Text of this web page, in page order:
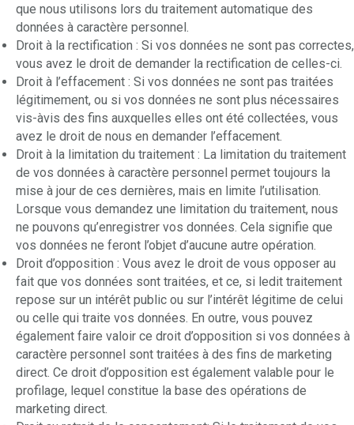
que nous utilisons lors du traitement automatique des
données à caractère personnel.
Droit à la rectification : Si vos données ne sont pas correctes,
vous avez le droit de demander la rectification de celles-ci.
Droit à l’effacement : Si vos données ne sont pas traitées
légitimement, ou si vos données ne sont plus nécessaires
vis-àvis des fins auxquelles elles ont été collectées, vous
avez le droit de nous en demander l’effacement.
Droit à la limitation du traitement : La limitation du traitement
de vos données à caractère personnel permet toujours la
mise à jour de ces dernières, mais en limite l’utilisation.
Lorsque vous demandez une limitation du traitement, nous
ne pouvons qu’enregistrer vos données. Cela signifie que
vos données ne feront l’objet d’aucune autre opération.
Droit d’opposition : Vous avez le droit de vous opposer au
fait que vos données sont traitées, et ce, si ledit traitement
repose sur un intérêt public ou sur l’intérêt légitime de celui
ou celle qui traite vos données. En outre, vous pouvez
également faire valoir ce droit d’opposition si vos données à
caractère personnel sont traitées à des fins de marketing
direct. Ce droit d’opposition est également valable pour le
profilage, lequel constitue la base des opérations de
marketing direct.